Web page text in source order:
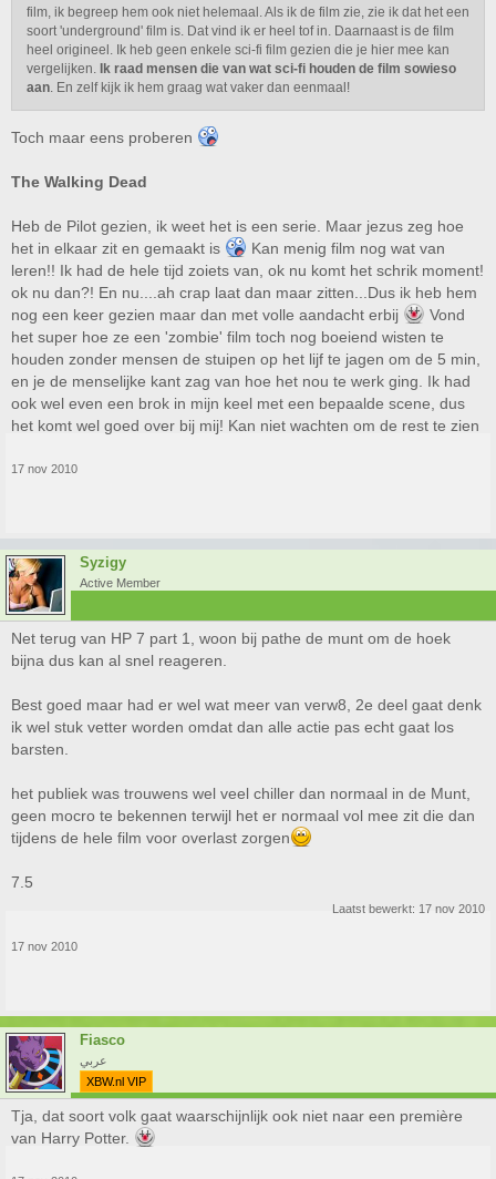
film, ik begreep hem ook niet helemaal. Als ik de film zie, zie ik dat het een
soort 'underground' film is. Dat vind ik er heel tof in. Daarnaast is de film
heel origineel. Ik heb geen enkele sci-fi film gezien die je hier mee kan
vergelijken. Ik raad mensen die van wat sci-fi houden de film sowieso
aan. En zelf kijk ik hem graag wat vaker dan eenmaal!
Toch maar eens proberen
The Walking Dead
Heb de Pilot gezien, ik weet het is een serie. Maar jezus zeg hoe
het in elkaar zit en gemaakt is
Kan menig film nog wat van
leren!! Ik had de hele tijd zoiets van, ok nu komt het schrik moment!
ok nu dan?! En nu....ah crap laat dan maar zitten...Dus ik heb hem
nog een keer gezien maar dan met volle aandacht erbij
Vond
het super hoe ze een 'zombie' film toch nog boeiend wisten te
houden zonder mensen de stuipen op het lijf te jagen om de 5 min,
en je de menselijke kant zag van hoe het nou te werk ging. Ik had
ook wel even een brok in mijn keel met een bepaalde scene, dus
het komt wel goed over bij mij! Kan niet wachten om de rest te zien
17 nov 2010
Syzigy
Active Member
Net terug van HP 7 part 1, woon bij pathe de munt om de hoek
bijna dus kan al snel reageren.
Best goed maar had er wel wat meer van verw8, 2e deel gaat denk
ik wel stuk vetter worden omdat dan alle actie pas echt gaat los
barsten.
het publiek was trouwens wel veel chiller dan normaal in de Munt,
geen mocro te bekennen terwijl het er normaal vol mee zit die dan
tijdens de hele film voor overlast zorgen
7.5
Laatst bewerkt: 17 nov 2010
17 nov 2010
Fiasco
عربي
XBW.nl VIP
Tja, dat soort volk gaat waarschijnlijk ook niet naar een première
van Harry Potter.